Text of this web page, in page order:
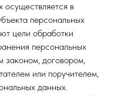
осуществляется в
персональных
цели обработки
персональных
законом, договором,
или поручителем,
данных.